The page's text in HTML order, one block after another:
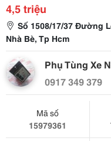
4,5 triệu
Số 1508/17/37 Đường
Nhà Bè, Tp Hcm
Phụ Tùng Xe
0917 349 379
Mã số
15979361